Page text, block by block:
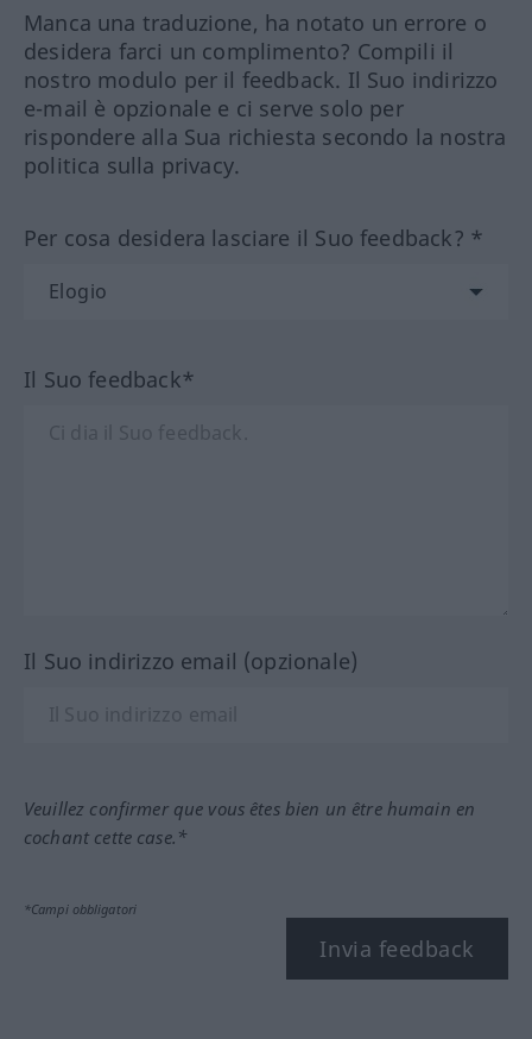
Manca una traduzione, ha notato un errore o
desidera farci un complimento? Compili il
nostro modulo per il feedback. Il Suo indirizzo
e-mail è opzionale e ci serve solo per
rispondere alla Sua richiesta secondo la nostra
politica sulla privacy.
Per cosa desidera lasciare il Suo feedback? *
Il Suo feedback*
Il Suo indirizzo email (opzionale)
Veuillez confirmer que vous êtes bien un être humain en
cochant cette case.*
*Campi obbligatori
Invia feedback